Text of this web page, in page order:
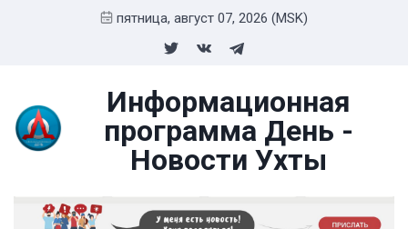
пятница, август 07, 2026 (MSK)
Информационная
программа День -
Новости Ухты